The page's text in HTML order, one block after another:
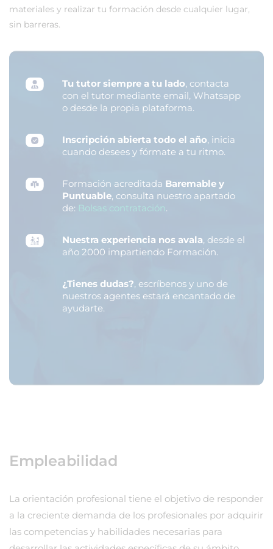
materiales y realizar tu formación desde cualquier lugar,
sin barreras.
Tu tutor siempre a tu lado, contacta
con el tutor mediante email, Whatsapp
o desde la propia plataforma.
Inscripción abierta todo el año, inicia
cuando desees y fórmate a tu ritmo.
Formación acreditada Baremable y
Puntuable, consulta nuestro apartado
de: Bolsas contratación.
Nuestra experiencia nos avala, desde el
año 2000 impartiendo Formación.
¿Tienes dudas?, escríbenos y uno de
nuestros agentes estará encantado de
ayudarte.
Empleabilidad
La orientación profesional tiene el objetivo de responder
a la creciente demanda de los profesionales por adquirir
las competencias y habilidades necesarias para